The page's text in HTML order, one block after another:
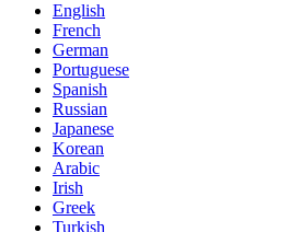
English
French
German
Portuguese
Spanish
Russian
Japanese
Korean
Arabic
Irish
Greek
Turkish